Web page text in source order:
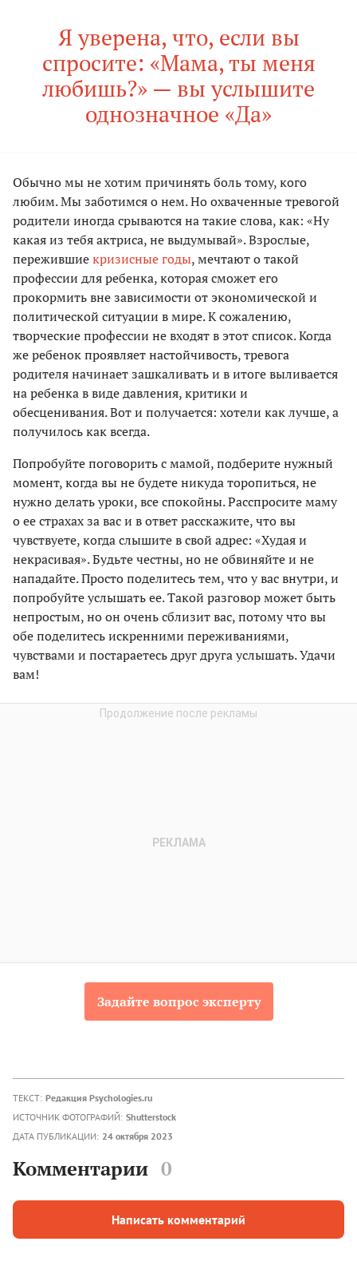
Я уверена, что, если вы
спросите: «Мама, ты меня
любишь?» — вы услышите
однозначное «Да»
Обычно мы не хотим причинять боль тому, кого
любим. Мы заботимся о нем. Но охваченные тревогой
родители иногда срываются на такие слова, как: «Ну
какая из тебя актриса, не выдумывай». Взрослые,
пережившиекризисные годы, мечтают о такой
профессии для ребенка, которая сможет его
прокормить вне зависимости от экономической и
политической ситуации в мире. К сожалению,
творческие профессии не входят в этот список. Когда
же ребенок проявляет настойчивость, тревога
родителя начинает зашкаливать и в итоге выливается
на ребенка в виде давления, критики и
обесценивания. Вот и получается: хотели как лучше, а
получилось как всегда.
Попробуйте поговорить с мамой, подберите нужный
момент, когда вы не будете никуда торопиться, не
нужно делать уроки, все спокойны. Расспросите маму
о ее страхах за вас и в ответ расскажите, что вы
чувствуете, когда слышите в свой адрес: «Худая и
некрасивая». Будьте честны, но не обвиняйте и не
нападайте. Просто поделитесь тем, что у вас внутри, и
попробуйте услышать ее. Такой разговор может быть
непростым, но он очень сблизит вас, потому что вы
обе поделитесь искренними переживаниями,
чувствами и постараетесь друг друга услышать. Удачи
вам!
Задайте вопрос эксперту
ТЕКСТ: Редакция Psychologies.ru
ИСТОЧНИК ФОТОГРАФИЙ: Shutterstock
ДАТА ПУБЛИКАЦИИ: 24 октября 2023
Комментарии 0
Написать комментарий